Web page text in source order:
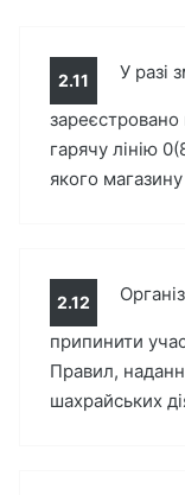
2.11 У разі
зареєстровано
гарячу лінію
якого
2.12
припинити
Правил,
шахрайських